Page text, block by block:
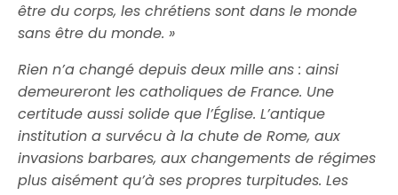
être du corps, les chrétiens sont dans le monde
sans être du monde. »
Rien n’a changé depuis deux mille ans : ainsi
demeureront les catholiques de France. Une
certitude aussi solide que l’Église. L’antique
institution a survécu à la chute de Rome, aux
invasions barbares, aux changements de régimes
plus aisément qu’à ses propres turpitudes. Les